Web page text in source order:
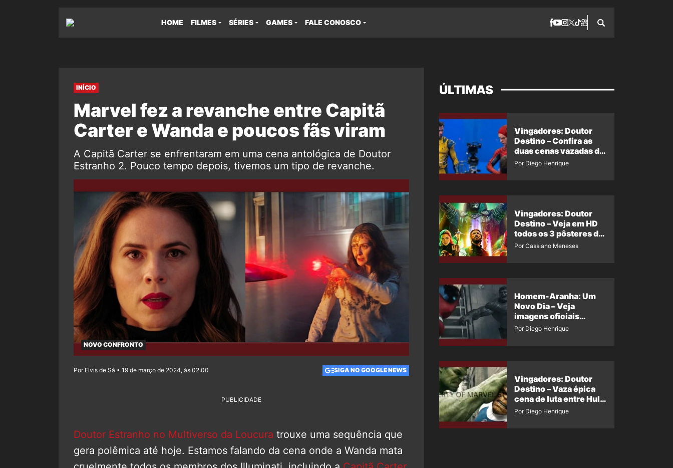
HOME FILMES SÉRIES GAMES FALE CONOSCO
INÍCIO
Marvel fez a revanche entre Capitã
Carter e Wanda e poucos fãs viram
A Capitã Carter se enfrentaram em uma cena antológica de Doutor
Estranho 2. Pouco tempo depois, tivemos um tipo de revanche.
NOVO CONFRONTO
Por Elvis de Sá • 19 de março de 2024, às 02:00 SIGA NO GOOGLE NEWS
PUBLICIDADE
Doutor Estranho no Multiverso da Loucura trouxe uma sequência que
gera polêmica até hoje. Estamos falando da cena onde a Wanda mata
ÚLTIMAS
Vingadores: Doutor
Destino – Confira as
duas cenas vazadas do
Wolverine e o Homem-
Por Diego Henrique
Vingadores: Doutor
Destino – Veja em HD
todos os 3 pôsteres de
‘Doomsday’ + 1 imagem
Por Cassiano Meneses
Homem-Aranha: Um
Novo Dia – Veja
imagens oficiais
descartadas do Hulk
Por Diego Henrique
Vingadores: Doutor
Destino – Vaza épica
cena de luta entre Hulk
e o Coisa
Por Diego Henrique